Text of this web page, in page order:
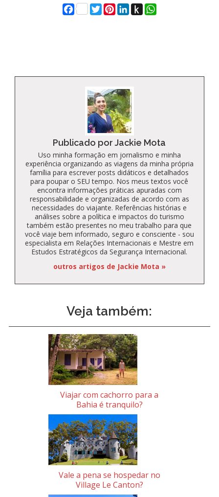
Facebook
Twitter
Pinterest
LinkedIn
Push
to
WhatsApp
Publicado por Jackie Mota
Uso minha formação em jornalismo e minha
experiência organizando as viagens da minha própria
família para escrever posts didáticos e detalhados
para poupar o SEU tempo. Nos meus textos você
encontra informações práticas apuradas com
responsabilidade e organizadas de acordo com as
necessidades do viajante. Referências histórias e
análises sobre a política e impactos do turismo
também estão presentes no meu trabalho para que
você viaje bem informado, seguro e consciente - sou
especialista em Relações Internacionais e Mestre em
Estudos Estratégicos da Segurança Internacional.
outros artigos de Jackie Mota »
Veja também:
Viajar com cachorro para a
Bahia é tranquilo?
Vale a pena se hospedar no
Village Le Canton?